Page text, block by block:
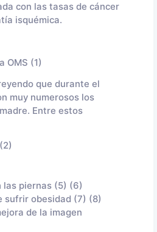
con las tasas de cáncer
isquémica.
OMS (1)
que durante el
muy numerosos los
Entre estos
las piernas (5) (6)
sufrir obesidad (7) (8)
de la imagen